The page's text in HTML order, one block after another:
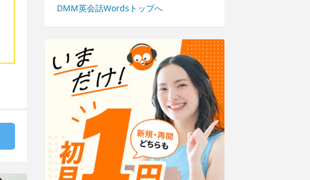
DMM英会話Wordsトップへ